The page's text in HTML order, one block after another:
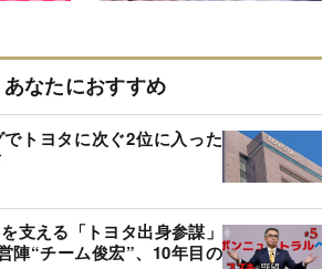
あなたにおすすめ
トヨタに次ぐ2位に入った
支える「トヨタ出身参謀」
陣“チーム俊宏”、10年目の